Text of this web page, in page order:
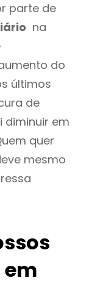
parte de
na
do
últimos
de
diminuir em
quer
mesmo